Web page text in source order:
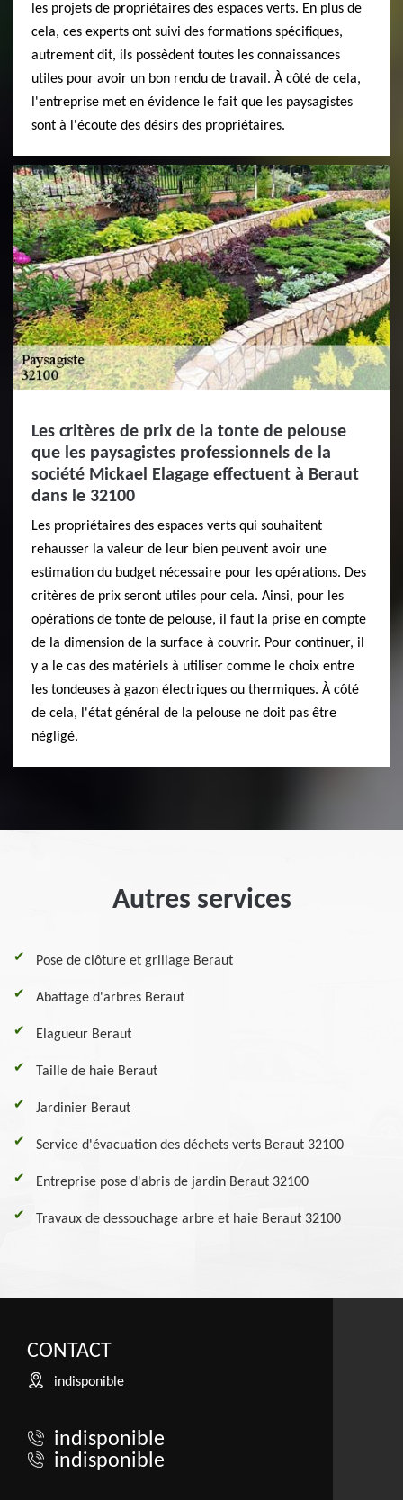
les projets de propriétaires des espaces verts. En plus de
cela, ces experts ont suivi des formations spécifiques,
autrement dit, ils possèdent toutes les connaissances
utiles pour avoir un bon rendu de travail. À côté de cela,
l'entreprise met en évidence le fait que les paysagistes
sont à l'écoute des désirs des propriétaires.
Les critères de prix de la tonte de pelouse
que les paysagistes professionnels de la
société Mickael Elagage effectuent à Beraut
dans le 32100
Les propriétaires des espaces verts qui souhaitent
rehausser la valeur de leur bien peuvent avoir une
estimation du budget nécessaire pour les opérations. Des
critères de prix seront utiles pour cela. Ainsi, pour les
opérations de tonte de pelouse, il faut la prise en compte
de la dimension de la surface à couvrir. Pour continuer, il
y a le cas des matériels à utiliser comme le choix entre
les tondeuses à gazon électriques ou thermiques. À côté
de cela, l'état général de la pelouse ne doit pas être
négligé.
Autres services
Pose de clôture et grillage Beraut
Abattage d'arbres Beraut
Elagueur Beraut
Taille de haie Beraut
Jardinier Beraut
Service d'évacuation des déchets verts Beraut 32100
Entreprise pose d'abris de jardin Beraut 32100
Travaux de dessouchage arbre et haie Beraut 32100
CONTACT
indisponible
indisponible
indisponible